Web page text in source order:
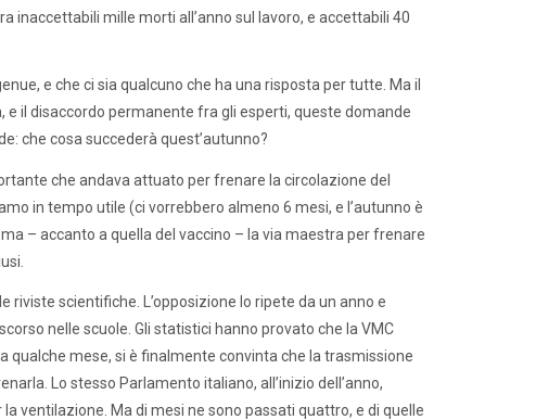
inaccettabili mille morti all’anno sul lavoro, e accettabili 40
e che ci sia qualcuno che ha una risposta per tutte. Ma il
e il disaccordo permanente fra gli esperti, queste domande
che cosa succederà quest’autunno?
che andava attuato per frenare la circolazione del
in tempo utile (ci vorrebbero almeno 6 mesi, e l’autunno è
– accanto a quella del vaccino – la via maestra per frenare
scientifiche. L’opposizione lo ripete da un anno e
nelle scuole. Gli statistici hanno provato che la VMC
qualche mese, si è finalmente convinta che la trasmissione
Lo stesso Parlamento italiano, all’inizio dell’anno,
ventilazione. Ma di mesi ne sono passati quattro, e di quelle